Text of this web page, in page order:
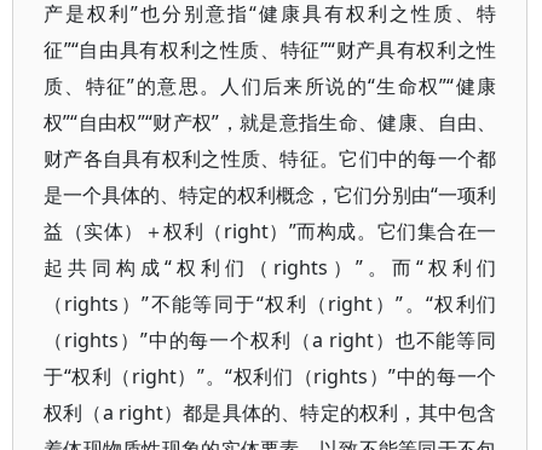
产是权利”也分别意指“健康具有权利之性质、特
征”“自由具有权利之性质、特征”“财产具有权利之性
质、特征”的意思。人们后来所说的“生命权”“健康
权”“自由权”“财产权”，就是意指生命、健康、自由、
财产各自具有权利之性质、特征。它们中的每一个都
是一个具体的、特定的权利概念，它们分别由“一项利
益（实体）＋权利（right）”而构成。它们集合在一
起共同构成“权利们（rights）”。而“权利们
（rights）”不能等同于“权利（right）”。“权利们
（rights）”中的每一个权利（a right）也不能等同
于“权利（right）”。“权利们（rights）”中的每一个
权利（a right）都是具体的、特定的权利，其中包含